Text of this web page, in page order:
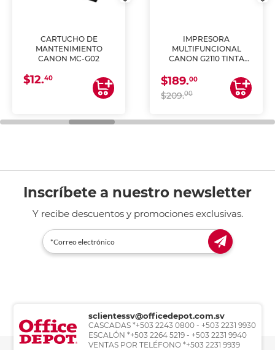
CARTUCHO DE
MANTENIMIENTO
CANON MC-G02
$12.40
IMPRESORA
MULTIFUNCIONAL
CANON G2110 TINTA
$189.00
$209.00
Inscríbete a nuestro newsletter
Y recibe descuentos y promociones exclusivas.
sclientessv@officedepot.com.sv
CASCADAS *+503 2243 0800 - +503 2231 9930
ESCALÓN *+503 2264 5219 - +503 2231 9940
VENTAS POR TELÉFONO *+503 2231 9939